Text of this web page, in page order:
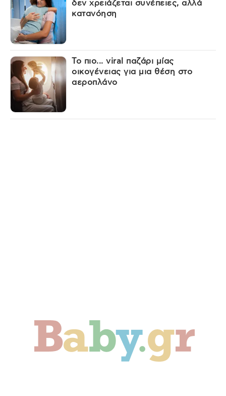
δεν χρειάζεται συνέπειες, αλλά
κατανόηση
Το πιο... viral παζάρι μίας
οικογένειας για μια θέση στο
αεροπλάνο